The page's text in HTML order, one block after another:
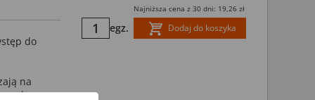
egz.
Najniższa cena z 30 dni: 19,26 zł
Dodaj do koszyka
do
na